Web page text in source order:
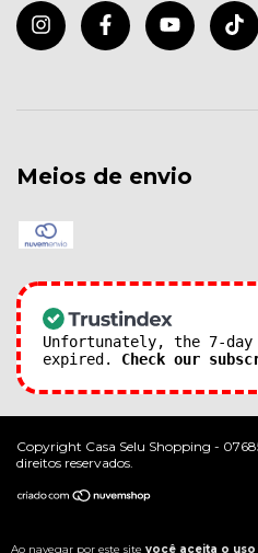
Ao navegar por este site você aceita o
Meios de envio
Unfortunately, the 7-
expired. Check our
Copyright Casa Selu Shopping -
direitos reservados.